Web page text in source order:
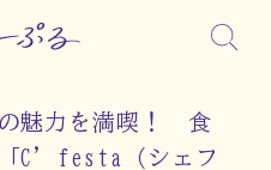
魅力を満喫！ 食
C’festa（シェフ